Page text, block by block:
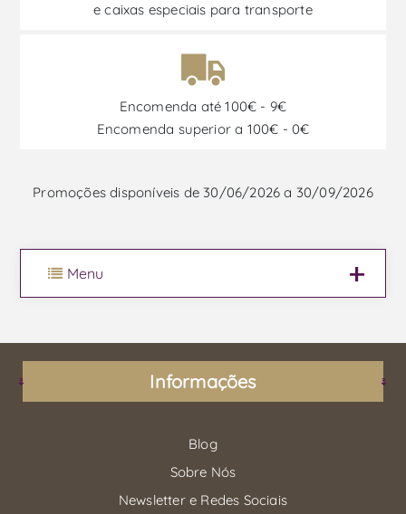
e caixas especiais para transporte
Encomenda até 100€ - 9€
Encomenda superior a 100€ - 0€
Promoções disponíveis de 30/06/2026 a 30/09/2026
Menu
Informações
Blog
Sobre Nós
Newsletter e Redes Sociais